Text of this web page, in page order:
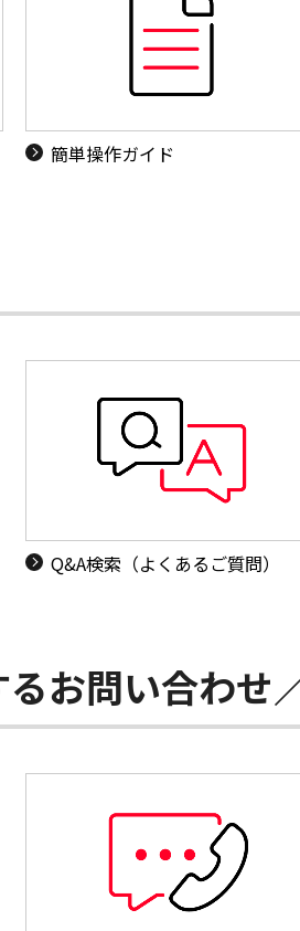
簡単操作ガイド
Q&A検索（よくあるご質問）
お問い合わせ